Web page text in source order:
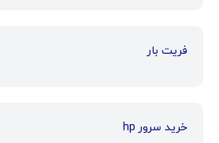
فریت بار
خرید سرور hp